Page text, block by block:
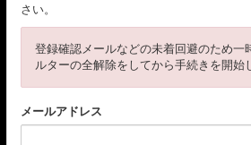
さい。
登録確認メールなどの未着回避のため一
ルターの全解除をしてから手続きを開始
メールアドレス